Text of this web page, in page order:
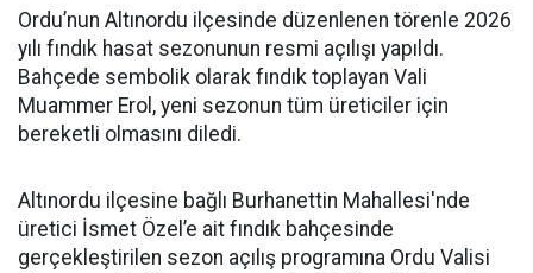
Ordu’nun Altınordu ilçesinde düzenlenen törenle 2026
yılı fındık hasat sezonunun resmi açılışı yapıldı.
Bahçede sembolik olarak fındık toplayan Vali
Muammer Erol, yeni sezonun tüm üreticiler için
bereketli olmasını diledi.
Altınordu ilçesine bağlı Burhanettin Mahallesi'nde
üretici İsmet Özel’e ait fındık bahçesinde
gerçekleştirilen sezon açılış programına Ordu Valisi